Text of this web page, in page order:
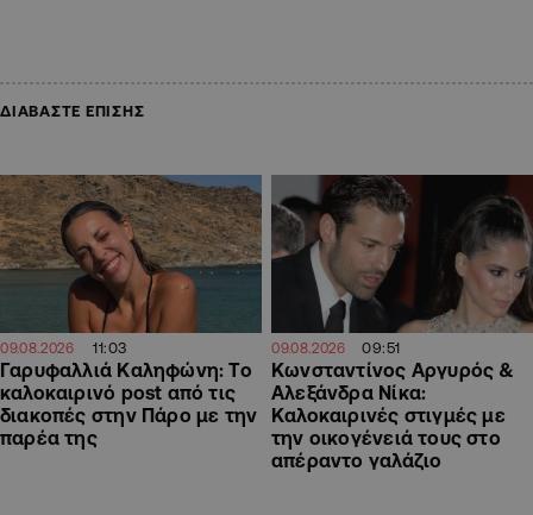
ΔΙΑΒΑΣΤΕ ΕΠΙΣΗΣ
09.08.2026 11:03
Γαρυφαλλιά Καληφώνη: To
καλοκαιρινό post από τις
διακοπές στην Πάρο με την
παρέα της
09.08.2026 09:51
Κωνσταντίνος Αργυρός &
Αλεξάνδρα Νίκα:
Καλοκαιρινές στιγμές με
την οικογένειά τους στο
απέραντο γαλάζιο